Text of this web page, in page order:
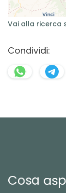
Vai alla ricerca
Condividi:
Cosa asp